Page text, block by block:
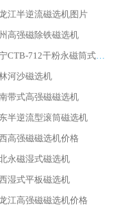
江半逆流磁选机图片
高强磁除铁磁选机
辽宁CTB-712干粉永磁筒式磁选机
河沙磁选机
带式高强磁磁选机
半逆流型滚筒磁选机
高强磁磁选机价格
永磁湿式磁选机
湿式平板磁选机
江高强磁磁选机价格